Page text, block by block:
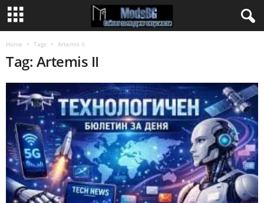
Home Tags Artemis II
Tag: Artemis II